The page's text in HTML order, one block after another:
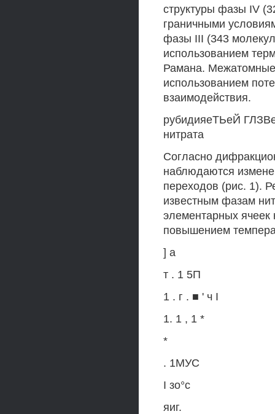
структуры фазы IV
граничными
фазы III (343
использованием
Рамана. Межатомные
использованием
взаимодействия.
рубидияеТЬеЙ
нитрата
Согласно
наблюдаются
переходов (рис. 1).
известным фазам
элементарных ячеек
повышением
] а
т . 1 5П
1 . г . ■ ' ч I
1. 1 , 1 *
*
. 1МУС
I зо°с
яиг.